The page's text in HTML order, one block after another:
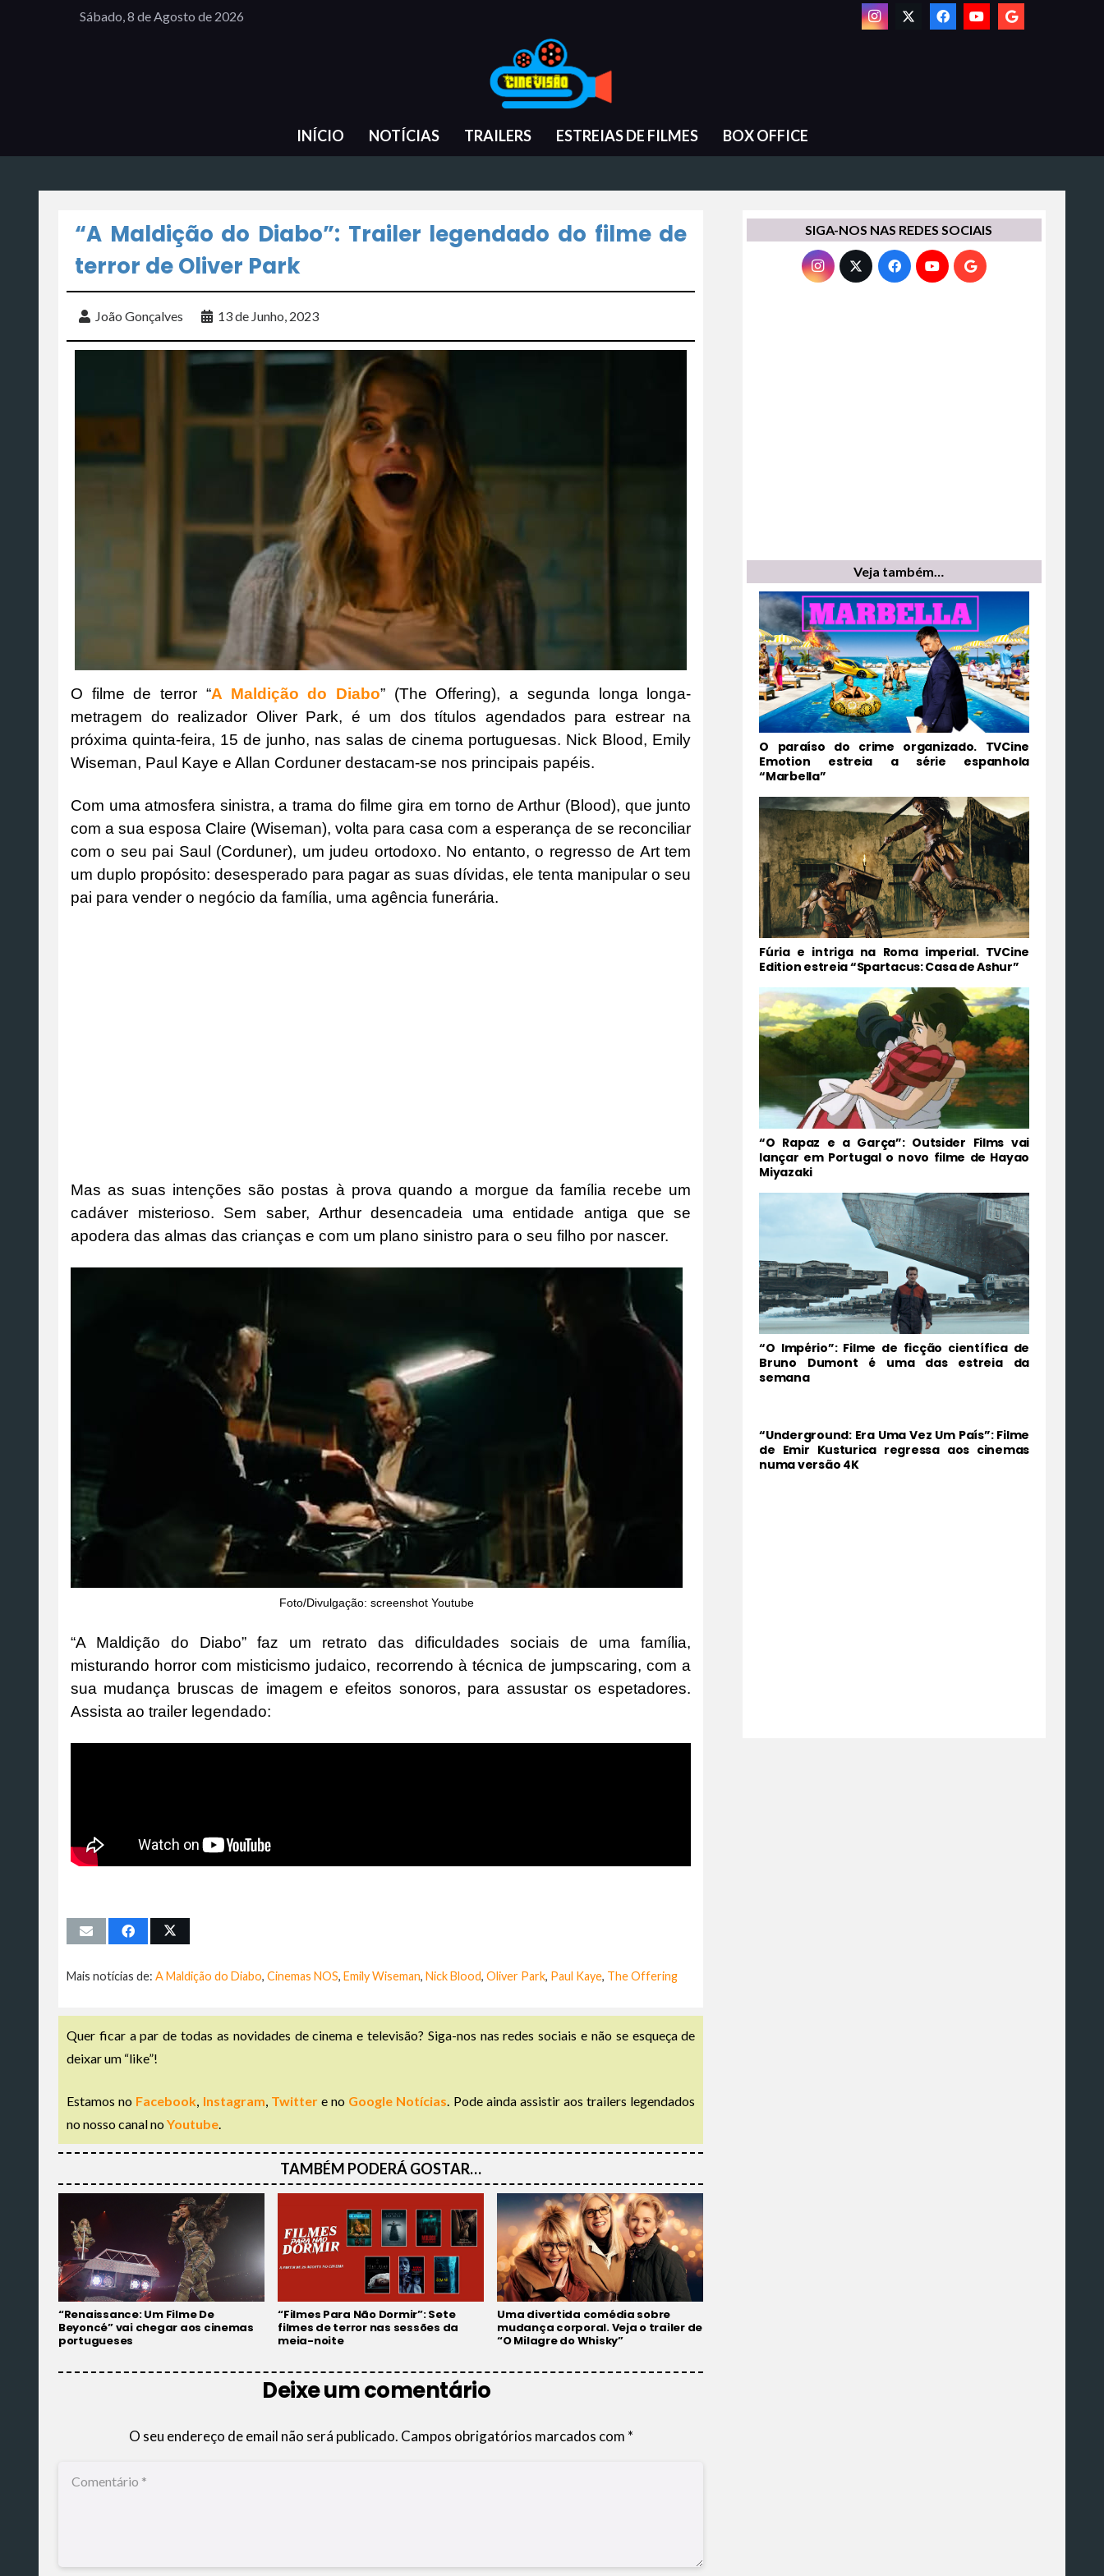
Sábado, 8 de Agosto de 2026
INÍCIO NOTÍCIAS TRAILERS ESTREIAS DE FILMES BOX OFFICE
“A Maldição do Diabo”: Trailer legendado do filme de
terror de Oliver Park
João Gonçalves 13 de Junho, 2023
O filme de terror “A Maldição do Diabo” (The Offering), a segunda longa longa-
metragem do realizador Oliver Park, é um dos títulos agendados para estrear na
próxima quinta-feira, 15 de junho, nas salas de cinema portuguesas. Nick Blood, Emily
Wiseman, Paul Kaye e Allan Corduner destacam-se nos principais papéis.
Com uma atmosfera sinistra, a trama do filme gira em torno de Arthur (Blood), que junto
com a sua esposa Claire (Wiseman), volta para casa com a esperança de se reconciliar
com o seu pai Saul (Corduner), um judeu ortodoxo. No entanto, o regresso de Art tem
um duplo propósito: desesperado para pagar as suas dívidas, ele tenta manipular o seu
pai para vender o negócio da família, uma agência funerária.
Mas as suas intenções são postas à prova quando a morgue da família recebe um
cadáver misterioso. Sem saber, Arthur desencadeia uma entidade antiga que se
apodera das almas das crianças e com um plano sinistro para o seu filho por nascer.
Foto/Divulgação: screenshot Youtube
“A Maldição do Diabo” faz um retrato das dificuldades sociais de uma família,
misturando horror com misticismo judaico, recorrendo à técnica de jumpscaring, com a
sua mudança bruscas de imagem e efeitos sonoros, para assustar os espetadores.
Assista ao trailer legendado:
Mais notícias de: A Maldição do Diabo, Cinemas NOS, Emily Wiseman, Nick Blood, Oliver Park, Paul Kaye, The Offering
Quer ficar a par de todas as novidades de cinema e televisão? Siga-nos nas redes sociais e não se esqueça de
deixar um “like”!
Estamos no Facebook, Instagram, Twittere no Google Notícias. Pode ainda assistir aos trailers legendados
no nosso canal noYoutube.
TAMBÉM PODERÁ GOSTAR…
“Renaissance: Um Filme De
Beyoncé” vai chegar aos cinemas
portugueses
“Filmes Para Não Dormir”: Sete
filmes de terror nas sessões da
meia-noite
Uma divertida comédia sobre
mudança corporal. Veja o trailer de
“O Milagre do Whisky”
Deixe um comentário
O seu endereço de email não será publicado. Campos obrigatórios marcados com *
SIGA-NOS NAS REDES SOCIAIS
Veja também…
O paraíso do crime organizado. TVCine
Emotion estreia a série espanhola
“Marbella”
Fúria e intriga na Roma imperial. TVCine
Edition estreia “Spartacus: Casa de Ashur”
“O Rapaz e a Garça”: Outsider Films vai
lançar em Portugal o novo filme de Hayao
Miyazaki
“O Império”: Filme de ficção científica de
Bruno Dumont é uma das estreia da
semana
“Underground: Era Uma Vez Um País”: Filme
de Emir Kusturica regressa aos cinemas
numa versão 4K